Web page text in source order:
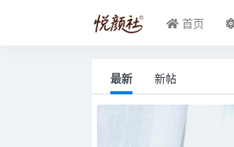
首页
最新 新帖